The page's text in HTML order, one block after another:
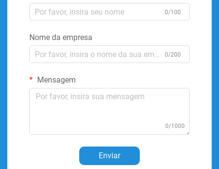
0/100
Nome da empresa
0/200
Mensagem
0/1000
Enviar